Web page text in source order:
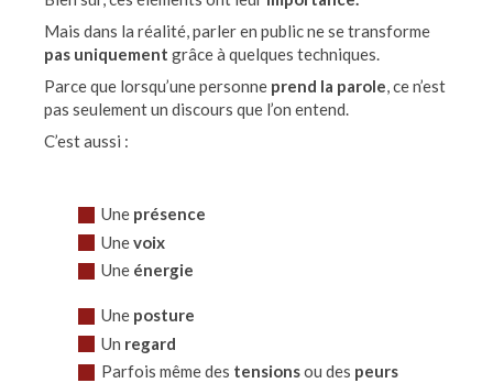
Mais dans la réalité, parler en public ne se transforme
pas uniquement grâce à quelques techniques.
Parce que lorsqu’une personne prend la parole, ce n’est
pas seulement un discours que l’on entend.
C’est aussi :
Une présence
Unevoix
Une énergie
Une posture
Un regard
Parfois même des tensionsou des peurs